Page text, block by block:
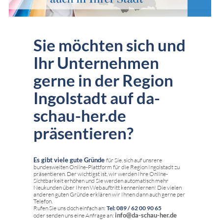
Sie möchten sich und
Ihr Unternehmen
gerne in der Region
Ingolstadt auf da-
schau-her.de
präsentieren?
Es gibt viele gute Gründe für Sie, sich auf unsrere
bundesweiten Online-Plattform für die Region Ingolstadt zu
präsentieren. Der wichtigst ist, wir werden Ihre Online-
Sichtbarkeit erhöhen und Sie werden automatisch mehr
Neukunden über Ihren Webauftritt kennenlernen! Die vielen
anderen guten Gründe erklären wir Ihnen dann auch gerne per
Telefon.
Rufen Sie uns doch einfach an: Tel: 089 / 62 00 90 65
oder senden uns eine Anfrage an: info@da-schau-her.de